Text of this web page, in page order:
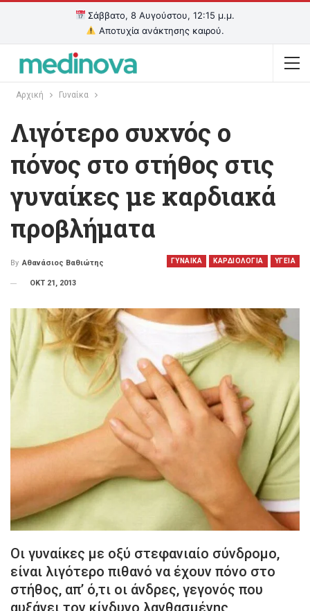
Σάββατο, 8 Αυγούστου, 12:15 μ.μ.
Αποτυχία ανάκτησης καιρού.
Αρχική Γυναίκα
Λιγότερο συχνός ο
πόνος στο στήθος στις
γυναίκες με καρδιακά
προβλήματα
ΓΥΝΑΙΚΑ ΚΑΡΔΙΟΛΟΓΙΑ ΥΓΕΙΑ
By Αθανάσιος Βαθιώτης
ΟΚΤ 21, 2013
Oι γυναίκες με οξύ στεφανιαίο σύνδρομο,
είναι λιγότερο πιθανό να έχουν πόνο στο
στήθος, απ’ ό,τι οι άνδρες, γεγονός που
αυξάνει τον κίνδυνο λανθασμένης